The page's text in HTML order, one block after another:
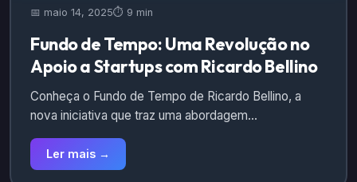
📅 maio 14, 2025⏱️ 9 min
Fundo de Tempo: Uma Revolução no
Apoio a Startups com Ricardo Bellino
Conheça o Fundo de Tempo de Ricardo Bellino, a
nova iniciativa que traz uma abordagem…
Ler mais →